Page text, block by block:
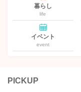
暮らし
life
イベント
event
PICKUP